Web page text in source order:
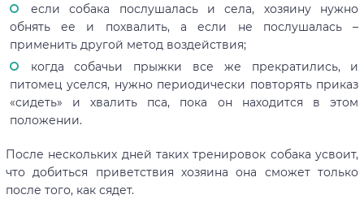
если собака послушалась и села, хозяину нужно
обнять ее и похвалить, а если не послушалась –
применить другой метод воздействия;
когда собачьи прыжки все же прекратились, и
питомец уселся, нужно периодически повторять приказ
«сидеть» и хвалить пса, пока он находится в этом
положении.
После нескольких дней таких тренировок собака усвоит,
что добиться приветствия хозяина она сможет только
после того, как сядет.